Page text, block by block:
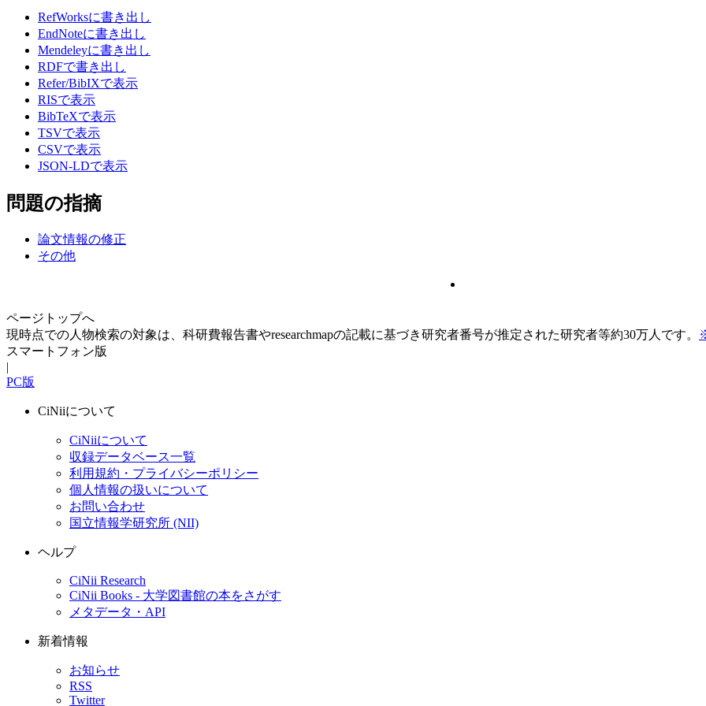
RefWorksに書き出し
EndNoteに書き出し
Mendeleyに書き出し
RDFで書き出し
Refer/BibIXで表示
RISで表示
BibTeXで表示
TSVで表示
CSVで表示
JSON-LDで表示
問題の指摘
論文情報の修正
その他
ページトップへ
現時点での人物検索の対象は、科研費報告書やresearchmapの記載に基づき研究者番号が推定された研究者等約30万人です。
スマートフォン版
|
PC版
CiNiiについて
CiNiiについて
収録データベース一覧
利用規約・プライバシーポリシー
個人情報の扱いについて
お問い合わせ
国立情報学研究所 (NII)
ヘルプ
CiNii Research
CiNii Books - 大学図書館の本をさがす
メタデータ・API
新着情報
お知らせ
RSS
Twitter